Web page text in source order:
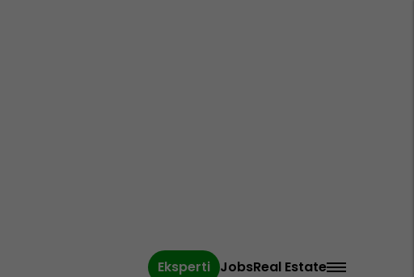
Eksperti JobsReal Estate